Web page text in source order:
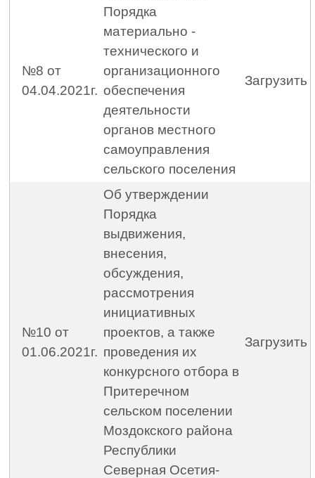
№8 от
04.04.2021г.
Порядка
материально -
технического и
организационного
обеспечения
деятельности
органов местного
самоуправления
сельского поселения
Загрузить
№10 от
01.06.2021г.
Об утверждении
Порядка
выдвижения,
внесения,
обсуждения,
рассмотрения
инициативных
проектов, а также
проведения их
конкурсного отбора в
Притеречном
сельском поселении
Моздокского района
Республики
Северная Осетия-
Загрузить